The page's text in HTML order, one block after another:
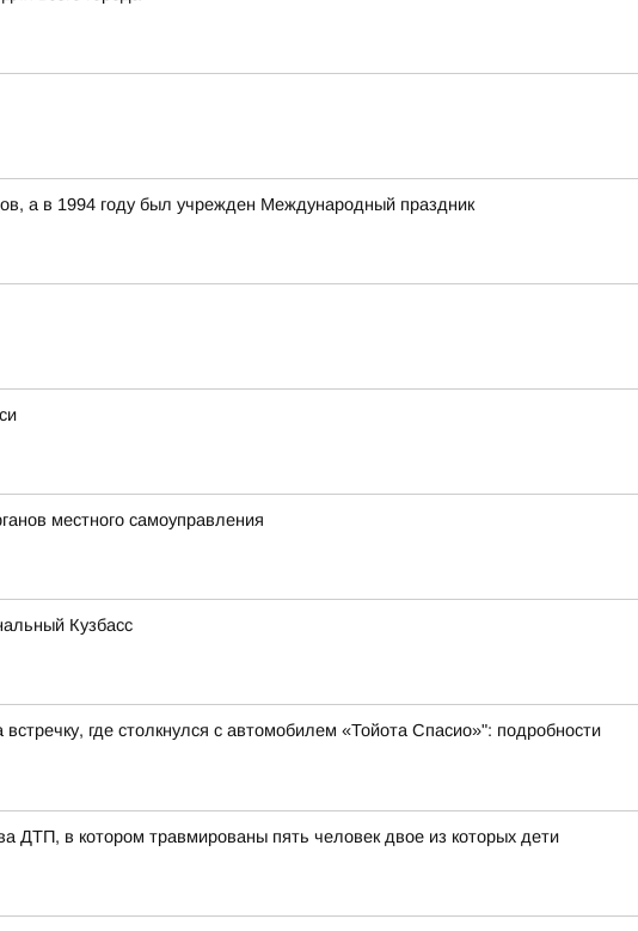
а в 1994 году был учрежден Международный праздник
местного самоуправления
Кузбасс
где столкнулся с автомобилем «Тойота Спасио»": подробности
ДТП, в котором травмированы пять человек двое из которых дети